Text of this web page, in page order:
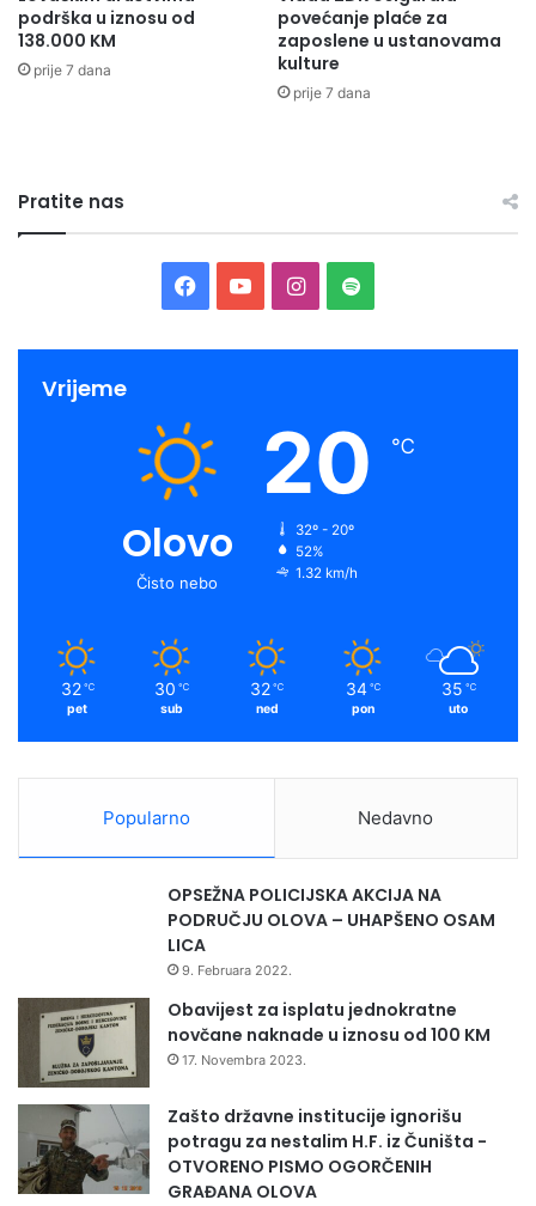
poslušajte šta je za naš radio rekao Kasim Kljajić direktor
podrška u iznosu od
138.000 KM
prije 7 dana
povećanje plaće za
zaposlene u ustanovama
kulture
prije 7 dana
Pratite nas
Facebook
YouTubeInstagram
Spotify
Vrijeme
Olovo
Čisto nebo
20 ℃
32º - 20º
52%
1.32 km/h
32 ℃
pet
30 ℃
sub
32 ℃
ned
34 ℃
pon
35 ℃
uto
Popularno Nedavno
OPSEŽNA POLICIJSKA AKCIJA NA
PODRUČJU OLOVA – UHAPŠENO OSAM
LICA
9. Februara 2022.
Obavijest za isplatu jednokratne
novčane naknade u iznosu od 100 KM
17. Novembra 2023.
Zašto državne institucije ignorišu
potragu za nestalim H.F. iz Čuništa -
OTVORENO PISMO OGORČENIH
GRAĐANA OLOVA